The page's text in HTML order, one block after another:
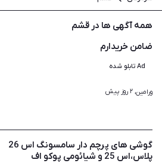
همه آگهی ها در قشم
ضامن خریدارم
Ad تابلو شده
ورامین، ۲ روز پیش
گوشی های پرچم دار سامسونگ اس 26
پلاس،اس 25 و شیائومی پوکو اف